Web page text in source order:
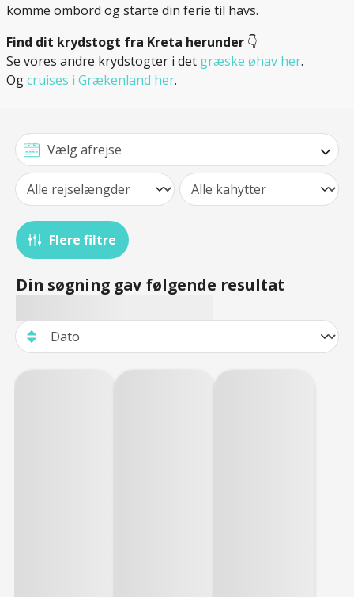
komme ombord og starte din ferie til havs.
Find dit krydstogt fra Kreta herunder 👇
Se vores andre krydstogter i det græske øhav her.
Ogcruises i Grækenland her.
Flere filtre
Din søgning gav følgende resultat